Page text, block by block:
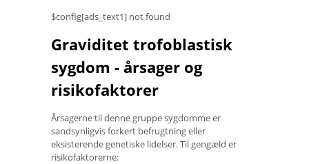
$config[ads_text1] not found
Graviditet trofoblastisk
sygdom - årsager og
risikofaktorer
Årsagerne til denne gruppe sygdomme er
sandsynligvis forkert befrugtning eller
eksisterende genetiske lidelser. Til gengæld er
risikofaktorerne: